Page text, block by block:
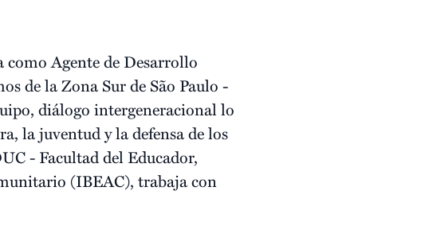
como Agente de Desarrollo
de la Zona Sur de São Paulo -
diálogo intergeneracional lo
la juventud y la defensa de los
- Facultad del Educador,
(IBEAC), trabaja con